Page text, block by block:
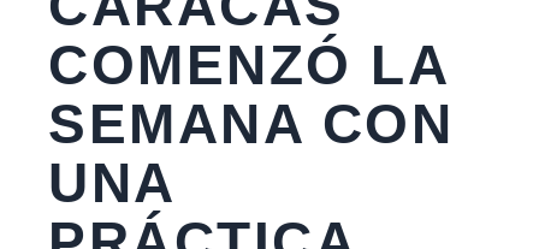
COMENZÓ LA
SEMANA CON
UNA